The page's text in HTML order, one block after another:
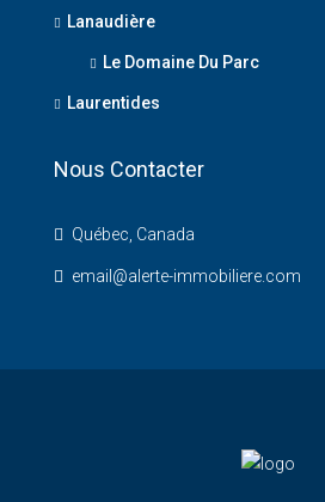
Lanaudière
Le Domaine Du Parc
Laurentides
Nous Contacter
Québec, Canada
email@alerte-immobiliere.com